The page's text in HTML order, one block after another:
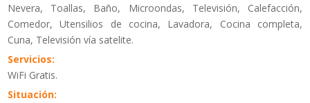
Nevera, Toallas, Baño, Microondas, Televisión, Calefacción,
Comedor, Utensilios de cocina, Lavadora, Cocina completa,
Cuna, Televisión vía satelite.
Servicios:
WiFi Gratis.
Situación: